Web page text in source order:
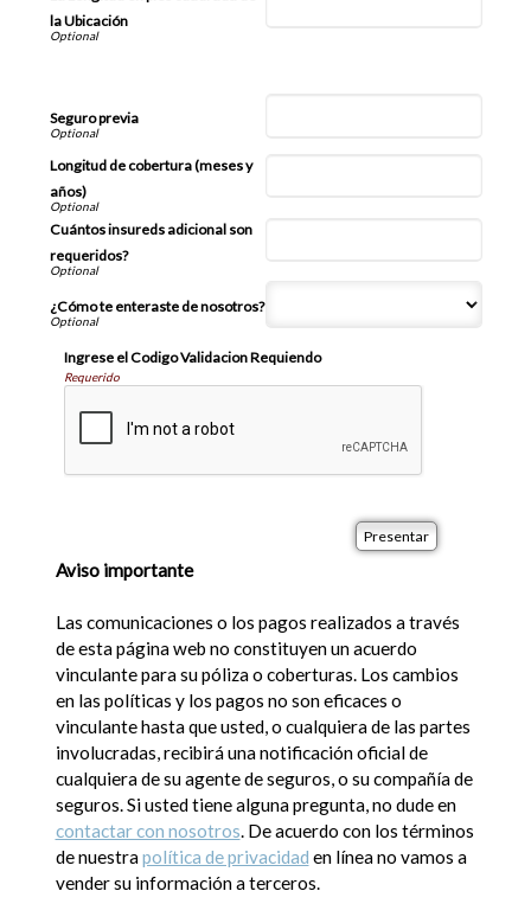
la Ubicación
Seguro previa
Longitud de cobertura (meses y
años)
Cuántos insureds adicional son
requeridos?
¿Cómo te enteraste de nosotros?
Ingrese el Codigo Validacion Requiendo
Requerido
Aviso importante
Las comunicaciones o los pagos realizados a través
de esta página web no constituyen un acuerdo
vinculante para su póliza o coberturas. Los cambios
en las políticas y los pagos no son eficaces o
vinculante hasta que usted, o cualquiera de las partes
involucradas, recibirá una notificación oficial de
cualquiera de su agente de seguros, o su compañía de
seguros. Si usted tiene alguna pregunta, no dude en
contactar con nosotros. De acuerdo con los términos
de nuestrapolítica de privacidad en línea no vamos a
vender su información a terceros.